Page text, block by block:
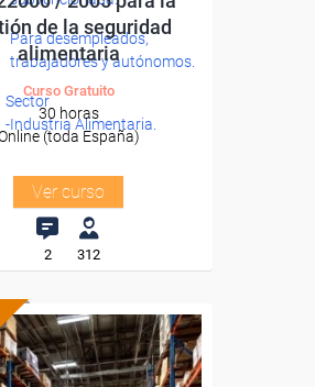
Para desempleados,
trabajadores y autónomos.
Sector
-Industria Alimentaria.
de la seguridad
alimentaria
Curso Gratuito
30 horas
(toda España)
Ver curso
2 312